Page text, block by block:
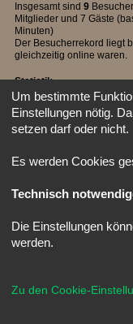
Insgesamt sind 9
Mitglieder und 7 Gäste
Minuten)
Der Besucherrekord liegt
gleichzeitig online waren.
Statistik
Beiträge insgesamt39492
42• Unser neuestes
Startseite Foren-
Powered byphpBB® Forum
Deutsche Übersetzung durch
Um bestimmte
Einstellungen nötig.
setzen darf oder nicht.
Es werden Cookies
Technisch
Die Einstellungen
werden.
Zu den Cookie-